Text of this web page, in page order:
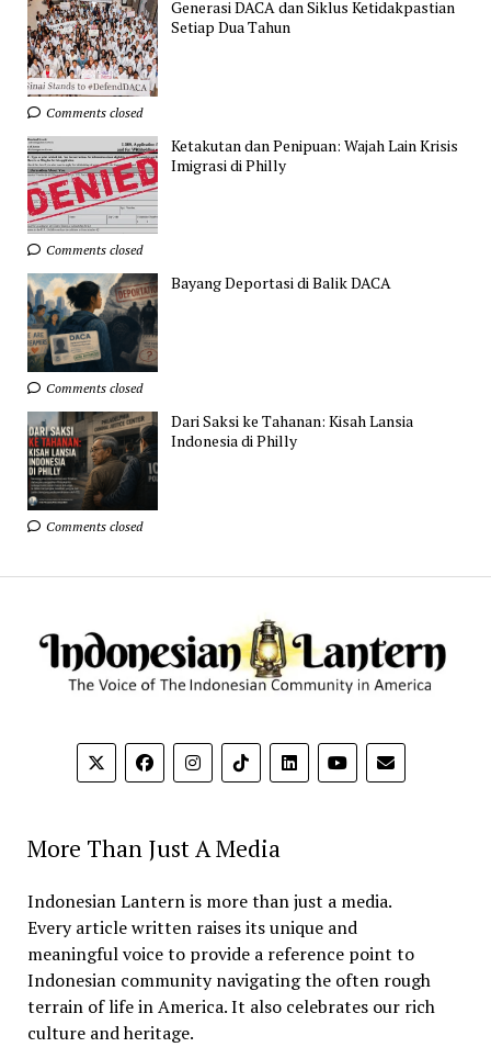
Generasi DACA dan Siklus Ketidakpastian
Setiap Dua Tahun
Comments closed
Ketakutan dan Penipuan: Wajah Lain Krisis
Imigrasi di Philly
Comments closed
Bayang Deportasi di Balik DACA
Comments closed
Dari Saksi ke Tahanan: Kisah Lansia
Indonesia di Philly
Comments closed
More Than Just A Media
Indonesian Lantern is more than just a media.
Every article written raises its unique and
meaningful voice to provide a reference point to
Indonesian community navigating the often rough
terrain of life in America. It also celebrates our rich
culture and heritage.